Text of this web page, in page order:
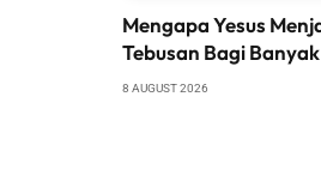
Mengapa Yesus
Tebusan Bagi
8 AUGUST 2026